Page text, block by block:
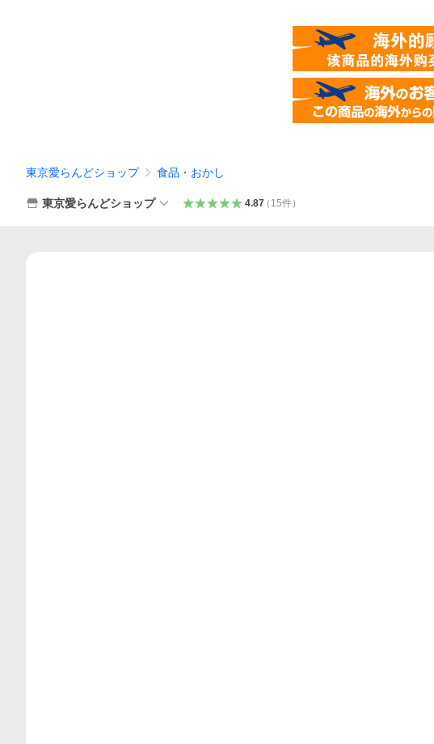
東京愛らんどショップ 食品・おかし
東京愛らんどショップ 4.87（ 15件）